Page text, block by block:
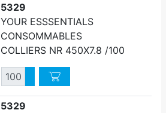
5329
YOUR ESSSENTIALS
CONSOMMABLES
COLLIERS NR 450X7.8 /100
QuantitéAugmenter quantité
Diminuer quantité
5329